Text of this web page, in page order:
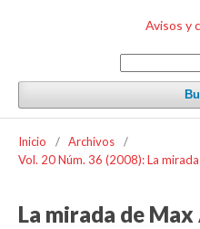
Avisos y
Inicio / Archivos
/
Vol. 20 Núm. 36 (2008): La
La mirada de